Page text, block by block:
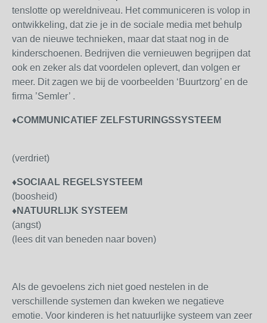
tenslotte op wereldniveau. Het communiceren is volop in
ontwikkeling, dat zie je in de sociale media met behulp
van de nieuwe technieken, maar dat staat nog in de
kinderschoenen. Bedrijven die vernieuwen begrijpen dat
ook en zeker als dat voordelen oplevert, dan volgen er
meer. Dit zagen we bij de voorbeelden ‘Buurtzorg’ en de
firma ’Semler’ .
♦COMMUNICATIEF ZELFSTURINGSSYSTEEM
(verdriet)
♦SOCIAAL REGELSYSTEEM
(boosheid)
♦NATUURLIJK SYSTEEM
(angst)
( lees dit van beneden naar boven)
Als de gevoelens zich niet goed nestelen in de
verschillende systemen dan kweken we negatieve
emotie. Voor kinderen is het natuurlijke systeem van zeer